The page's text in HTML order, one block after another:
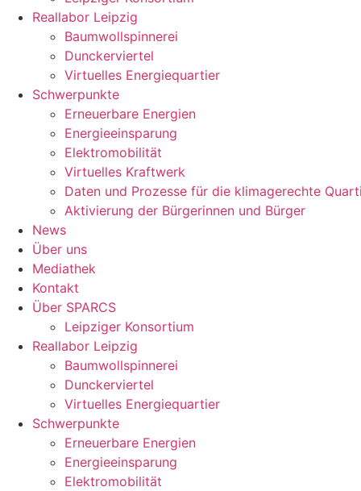
Reallabor Leipzig
Baumwollspinnerei
Dunckerviertel
Virtuelles Energiequartier
Schwerpunkte
Erneuerbare Energien
Energieeinsparung
Elektromobilität
Virtuelles Kraftwerk
Daten und Prozesse für die klimagerechte
Aktivierung der Bürgerinnen und Bürger
News
Über uns
Mediathek
Kontakt
Über SPARCS
Leipziger Konsortium
Reallabor Leipzig
Baumwollspinnerei
Dunckerviertel
Virtuelles Energiequartier
Schwerpunkte
Erneuerbare Energien
Energieeinsparung
Elektromobilität